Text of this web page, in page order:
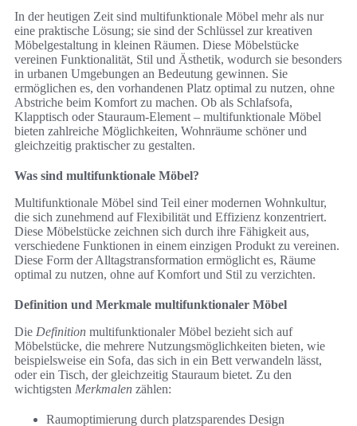
In der heutigen Zeit sind multifunktionale Möbel mehr als nur
eine praktische Lösung; sie sind der Schlüssel zur kreativen
Möbelgestaltung in kleinen Räumen. Diese Möbelstücke
vereinen Funktionalität, Stil und Ästhetik, wodurch sie besonders
in urbanen Umgebungen an Bedeutung gewinnen. Sie
ermöglichen es, den vorhandenen Platz optimal zu nutzen, ohne
Abstriche beim Komfort zu machen. Ob als Schlafsofa,
Klapptisch oder Stauraum-Element – multifunktionale Möbel
bieten zahlreiche Möglichkeiten, Wohnräume schöner und
gleichzeitig praktischer zu gestalten.
Was sind multifunktionale Möbel?
Multifunktionale Möbel sind Teil einer modernen Wohnkultur,
die sich zunehmend auf Flexibilität und Effizienz konzentriert.
Diese Möbelstücke zeichnen sich durch ihre Fähigkeit aus,
verschiedene Funktionen in einem einzigen Produkt zu vereinen.
Diese Form der Alltagstransformation ermöglicht es, Räume
optimal zu nutzen, ohne auf Komfort und Stil zu verzichten.
Definition und Merkmale multifunktionaler Möbel
Die Definition multifunktionaler Möbel bezieht sich auf
Möbelstücke, die mehrere Nutzungsmöglichkeiten bieten, wie
beispielsweise ein Sofa, das sich in ein Bett verwandeln lässt,
oder ein Tisch, der gleichzeitig Stauraum bietet. Zu den
wichtigsten Merkmalen zählen:
Raumoptimierung durch platzsparendes Design